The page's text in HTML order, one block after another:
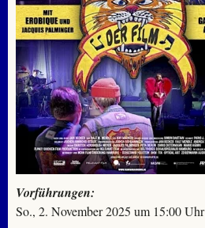
Vorführungen:
So., 2. November 2025 um 15:00 Uhr